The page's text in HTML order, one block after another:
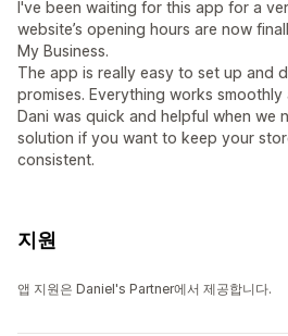
I've been waiting for this app for a
website’s opening hours are now
My Business.
The app is really easy to set up and
promises. Everything works
Dani was quick and helpful when we
solution if you want to keep your
consistent.
지원
앱 지원은 Daniel's Partner에서 제공합니다.